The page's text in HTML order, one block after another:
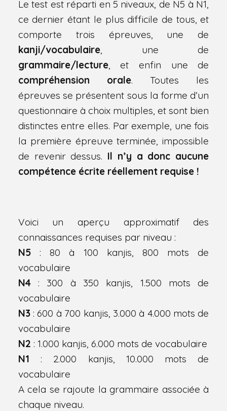
Le test est réparti en 5 niveaux, de N5 à N1,
ce dernier étant le plus difficile de tous, et
comporte trois épreuves, une de
kanji/vocabulaire, une de
grammaire/lecture, et enfin une de
compréhension orale. Toutes les
épreuves se présentent sous la forme d’un
questionnaire à choix multiples, et sont bien
distinctes entre elles. Par exemple, une fois
la première épreuve terminée, impossible
de revenir dessus. Il n’y a donc aucune
compétence écrite réellement requise !
Voici un aperçu approximatif des
connaissances requises par niveau :
N5: 80 à 100 kanjis, 800 mots de
vocabulaire
N4: 300 à 350 kanjis, 1.500 mots de
vocabulaire
N3: 600 à 700 kanjis, 3.000 à 4.000 mots de
vocabulaire
N2 : 1.000 kanjis, 6.000 mots de vocabulaire
N1 : 2.000 kanjis, 10.000 mots de
vocabulaire
A cela se rajoute la grammaire associée à
chaque niveau.